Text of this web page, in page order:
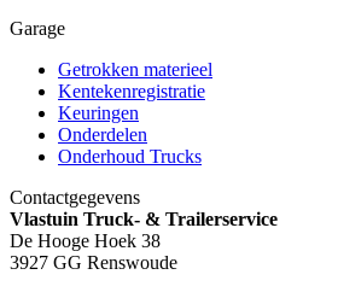
Garage
Getrokken materieel
Kentekenregistratie
Keuringen
Onderdelen
Onderhoud Trucks
Contactgegevens
Vlastuin Truck- & Trailerservice
De Hooge Hoek 38
3927 GG Renswoude